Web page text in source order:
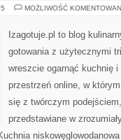
MOŻLIWOŚĆ
Izagotuje.pl to blog
gotowania z użytecznymi
wreszcie ogarnąć kuchnię
przestrzeń online, w
się z twórczym
przedstawiane w